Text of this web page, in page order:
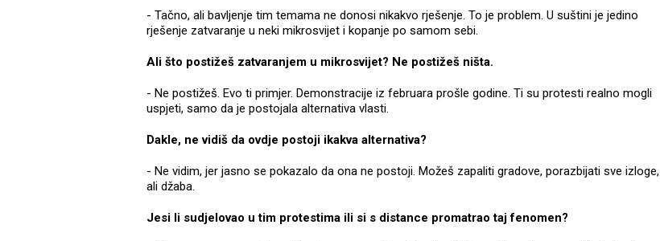
- Tačno, ali bavljenje tim temama ne donosi nikakvo rješenje. To je problem. U suštini je jedino
rješenje zatvaranje u neki mikrosvijet i kopanje po samom sebi.
Ali što postižeš zatvaranjem u mikrosvijet? Ne postižeš ništa.
- Ne postižeš. Evo ti primjer. Demonstracije iz februara prošle godine. Ti su protesti realno mogli
uspjeti, samo da je postojala alternativa vlasti.
Dakle, ne vidiš da ovdje postoji ikakva alternativa?
- Ne vidim, jer jasno se pokazalo da ona ne postoji. Možeš zapaliti gradove, porazbijati sve izloge,
ali džaba.
Jesi li sudjelovao u tim protestima ili si s distance promatrao taj fenomen?